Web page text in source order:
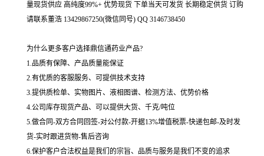
量现货供应 高纯度99%+ 优势现货 下单当天可发货 长期稳定供货 订购
请联系董浩 13429867250(微信同号) QQ 3146738450
为什么更多客户选择鼎信通药业产品?
1.品质有保障、产品质量能保证
2.有优质的客服服务、可提供技术支持
3.提供质检单、实物图片、液相图谱、检测方法、优势价格
4.公司库存现货产品、可以提供大货、千克/吨位
5.做合同-双方合同回签-对公付款-开据13%增值税票-快递包邮-及时发
货-实时跟进货物-售后咨询
6.保护客户合法权益是我们的宗旨、品质与服务是我们不变的追求